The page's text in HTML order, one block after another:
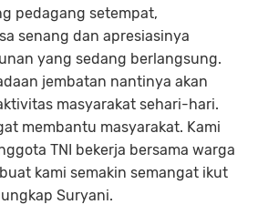
pedagang setempat,
senang dan apresiasinya
yang sedang berlangsung.
jembatan nantinya akan
masyarakat sehari-hari.
membantu masyarakat. Kami
TNI bekerja bersama warga
kami semakin semangat ikut
Suryani.